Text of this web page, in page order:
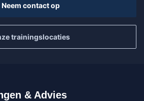
Neem contact op
trainingslocaties
& Advies